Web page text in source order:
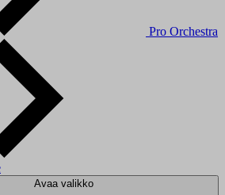
Pro Orchestra
Avaa valikko